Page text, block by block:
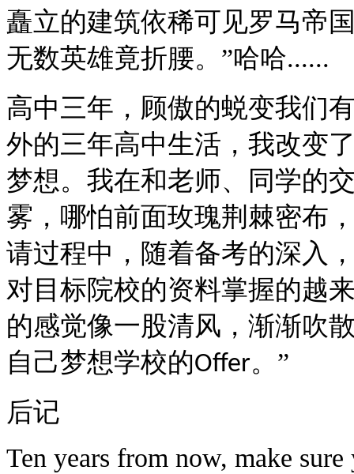
矗立的建筑依稀可见罗马帝
无数英雄竟折腰。”哈哈......
高中三年，顾傲的蜕变我们
外的三年高中生活，我改变
梦想。我在和老师、同学的
雾，哪怕前面玫瑰荆棘密布
请过程中，随着备考的深入
对目标院校的资料掌握的越
的感觉像一股清风，渐渐吹
自己梦想学校的Offer。”
后记
Ten years from now, make